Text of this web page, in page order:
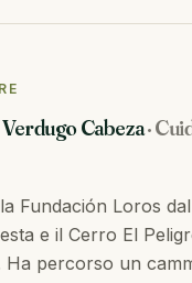
Cabeza·
Fundación Loros
e il Cerro El
Ha percorso un